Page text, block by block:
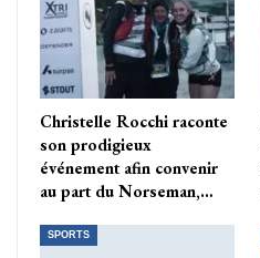
Christelle Rocchi raconte
son prodigieux
événement afin convenir
au part du Norseman,…
SPORTS